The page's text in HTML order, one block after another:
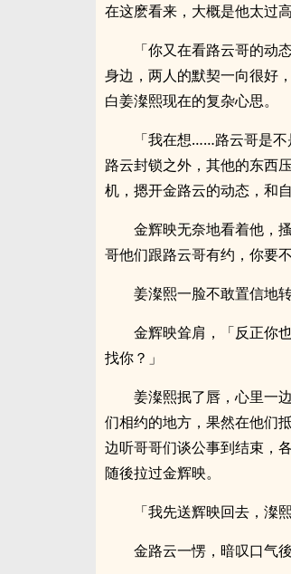
在这麽看来，大概是他太过高
「你又在看路云哥的动
身边，两人的默契一向很好
白姜澯熙现在的复杂心思。
「我在想……路云哥是
路云封锁之外，其他的东西
机，摁开金路云的动态，和
金辉映无奈地看着他，
哥他们跟路云哥有约，你要
姜澯熙一脸不敢置信地
金辉映耸肩，「反正你
找你？」
姜澯熙抿了唇，心里一
们相约的地方，果然在他们
边听哥哥们谈公事到结束，
随後拉过金辉映。
「我先送辉映回去，澯
金路云一愣，暗叹口气後